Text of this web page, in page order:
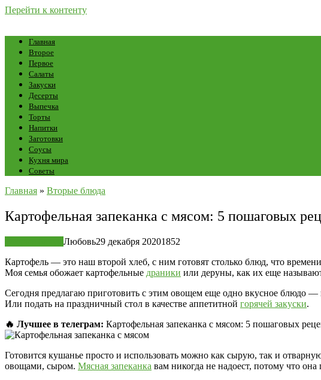
Перейти к контенту
Главная
Второе
Первое
Салаты
Закуски
Десерты
Выпечка
Торты
Напитки
Заготовки
Соусы
Кухня мира
Советы
Главная » Вторые блюда
Картофельная запеканка с мясом: 5 пошаговых
Любовь29 декабря 20201852
Картофель — это наш второй хлеб, с ним готовят столько блюд, что
Моя семья обожает картофельные драники или деруны, как их еще
Сегодня предлагаю приготовить с этим овощем еще одно вкусное блюдо
Или подать на праздничный стол в качестве аппетитной горячей закуски.
🔥 Лучшее в телеграм: Картофельная запеканка с мясом: 5 пошаговых
Готовится кушанье просто и использовать можно как сырую, так и
овощами, сыром. Мясная запеканка вам никогда не надоест, потому что